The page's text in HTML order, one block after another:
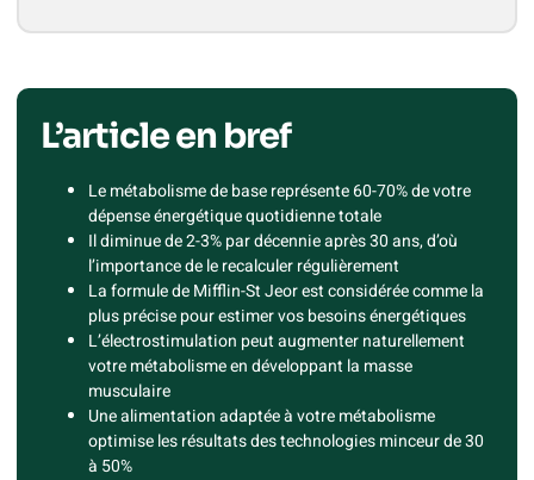
L’article en bref
Le métabolisme de base représente 60-70% de votre
dépense énergétique quotidienne totale
Il diminue de 2-3% par décennie après 30 ans, d’où
l’importance de le recalculer régulièrement
La formule de Mifflin-St Jeor est considérée comme la
plus précise pour estimer vos besoins énergétiques
L’électrostimulation peut augmenter naturellement
votre métabolisme en développant la masse
musculaire
Une alimentation adaptée à votre métabolisme
optimise les résultats des technologies minceur de 30
à 50%